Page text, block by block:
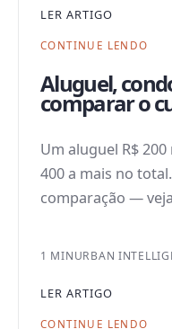
LER ARTIGO
CONTINUE LENDO
Aluguel,
comparar o
Um aluguel R$
400 a mais no
comparação —
1 MINURBAN
LER ARTIGO
CONTINUE LENDO